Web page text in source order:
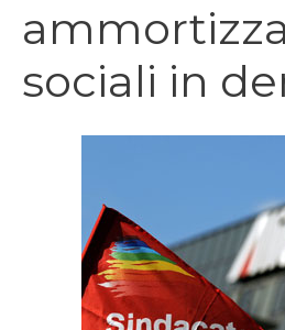
sociali in